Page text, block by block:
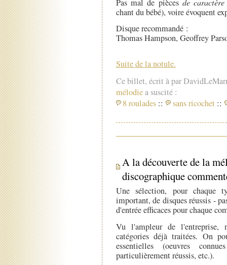
Pas mal de piècesde caractère
chant du bébé), voire évoquent
Disque recommandé :
Thomas Hampson, Geoffrey
Suite de la notule.
Ce billet, écrit à par
mélodiea suscité :
8 roulades :: sans ricochet ::
A la découverte de la
discographique
Une sélection, pour chaque
important, de disques réussis -
d'entrée efficaces pour chaque
Vu l'ampleur de l'entreprise,
catégories déjà traitées. On
essentielles (oeuvres
particulièrement réussis, etc.).